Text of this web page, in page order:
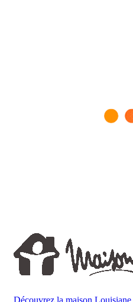
Découvrez la maison